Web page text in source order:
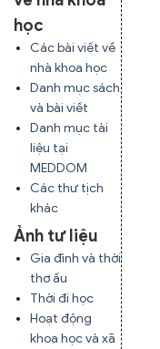
học
Các bài viết về
nhà khoa học
Danh mục sách
và bài viết
Danh mục tài
liệu tại
MEDDOM
Các thư tịch
khác
Ảnh tư liệu
Gia đình và thời
thơ ấu
Thời đi học
Hoạt động
khoa học và xã